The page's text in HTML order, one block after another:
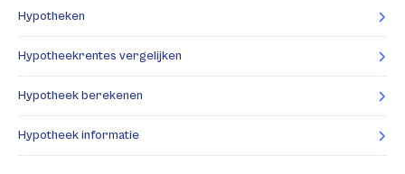
Hypotheken
Hypotheekrentes vergelijken
Hypotheek berekenen
Hypotheek informatie